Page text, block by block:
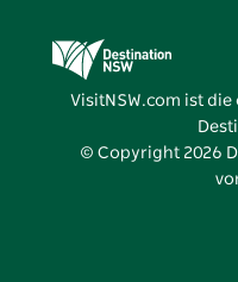
Destination NSW
Vivid Sydney
VisitNSW.com ist
© Copyright 2026